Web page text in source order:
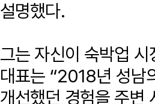
설명했다.
그는 자신이 숙박업
대표는 “2018년 성남
개선했던 경험을 주변